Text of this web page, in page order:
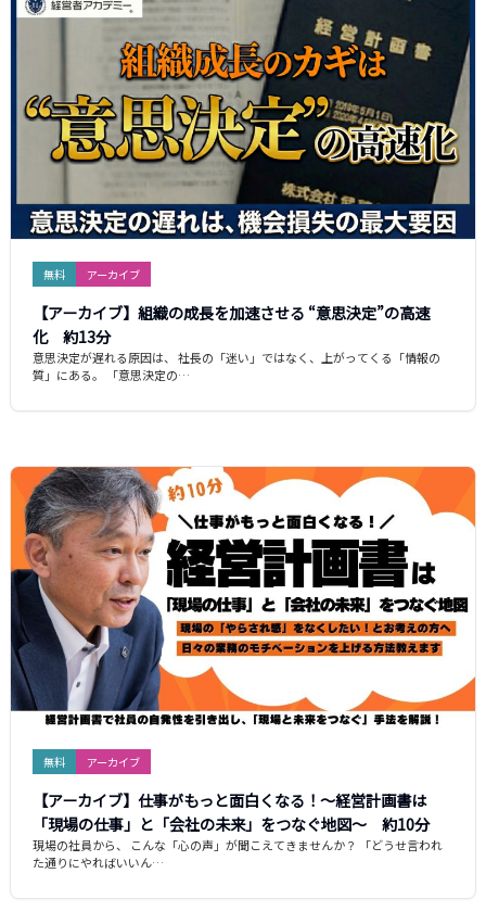
無料 アーカイブ
【アーカイブ】組織の成長を加速させる “意思決定”の高速
化 約13分
意思決定が遅れる原因は、 社長の「迷い」ではなく、上がってくる「情報の
質」にある。 「意思決定の…
無料 アーカイブ
【アーカイブ】仕事がもっと面白くなる！～経営計画書は
「現場の仕事」と「会社の未来」をつなぐ地図～ 約10分
現場の社員から、 こんな「心の声」が聞こえてきませんか？ 「どうせ言われ
た通りにやればいいん…